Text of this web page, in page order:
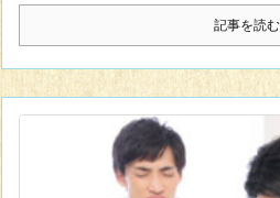
記事を読む